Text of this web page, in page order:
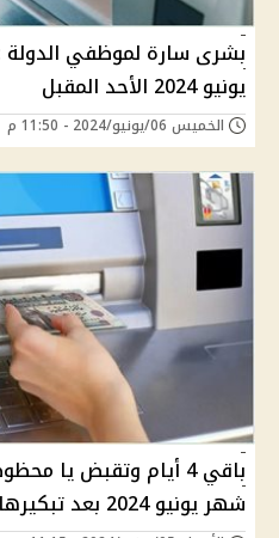
بشرى سارة لموظفي
يونيو 2024 الأحد المقبل
الخميس 06/يونيو/2024 - 11:50 م
باقي 4 أيام وتقبض يا
شهر يونيو 2024 بعد تبكيرها قبل عيد الأضحى